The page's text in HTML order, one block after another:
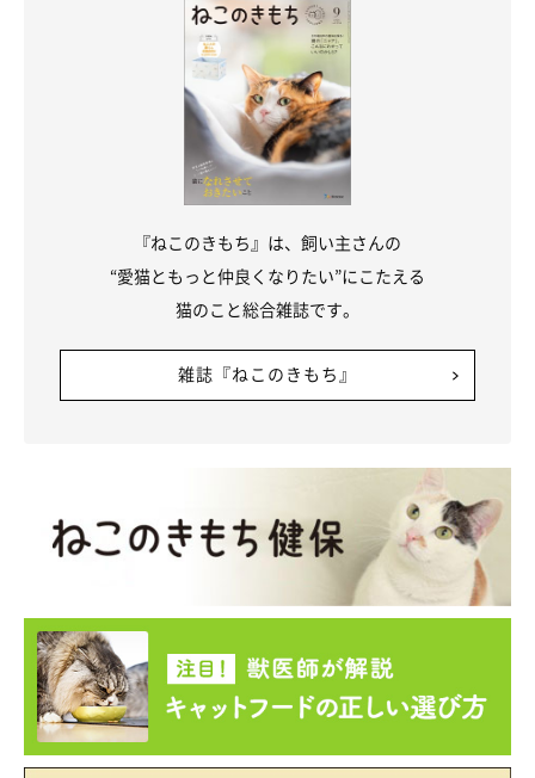
『ねこのきもち』は、飼い主さんの
“愛猫ともっと仲良くなりたい”にこたえる
猫のこと総合雑誌です。
雑誌『ねこのきもち』